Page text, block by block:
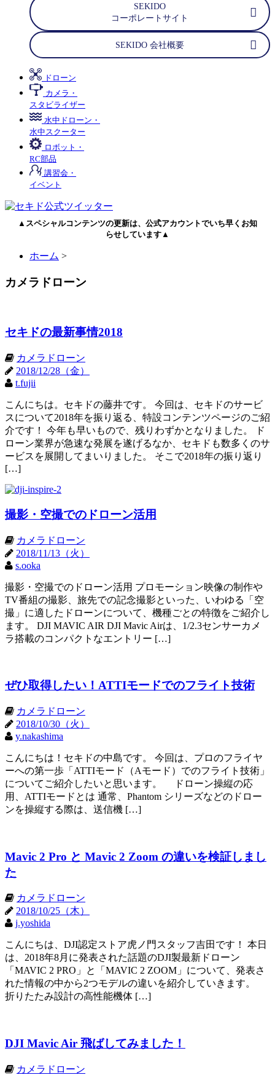
SEKIDO
コーポレートサイト
SEKIDO 会社概要
ドローン
カメラ・
スタビライザー
水中ドローン・
水中スクーター
ロボット・
RC部品
講習会・
イベント
▲スペシャルコンテンツの更新は、公式アカウントでいち早くお知
らせしています▲
ホーム >
カメラドローン
セキドの最新事情2018
カメラドローン
2018/12/28（金）
t.fujii
こんにちは。セキドの藤井です。 今回は、セキドのサービ
スについて2018年を振り返る、特設コンテンツページのご紹
介です！ 今年も早いもので、残りわずかとなりました。 ド
ローン業界が急速な発展を遂げるなか、セキドも数多くのサ
ービスを展開してまいりました。 そこで2018年の振り返り
[…]
撮影・空撮でのドローン活用
カメラドローン
2018/11/13（火）
s.ooka
撮影・空撮でのドローン活用 プロモーション映像の制作や
TV番組の撮影、旅先での記念撮影といった、いわゆる「空
撮」に適したドローンについて、機種ごとの特徴をご紹介し
ます。 DJI MAVIC AIR DJI Mavic Airは、1/2.3センサーカメ
ラ搭載のコンパクトなエントリー […]
ぜひ取得したい！ATTIモードでのフライト技術
カメラドローン
2018/10/30（火）
y.nakashima
こんにちは！セキドの中島です。 今回は、プロのフライヤ
ーへの第一歩「ATTIモード（Aモード）でのフライト技術」
についてご紹介したいと思います。 ドローン操縦の応
用、ATTIモードとは 通常、Phantom シリーズなどのドロー
ンを操縦する際は、送信機 […]
Mavic 2 Pro と Mavic 2 Zoom の違いを検証しまし
た
カメラドローン
2018/10/25（木）
j.yoshida
こんにちは、DJI認定ストア虎ノ門スタッフ吉田です！ 本日
は、2018年8月に発表された話題のDJI製最新ドローン
「MAVIC 2 PRO」と「MAVIC 2 ZOOM」について、発表さ
れた情報の中から2つモデルの違いを紹介していきます。
折りたたみ設計の高性能機体 […]
DJI Mavic Air 飛ばしてみました！
カメラドローン